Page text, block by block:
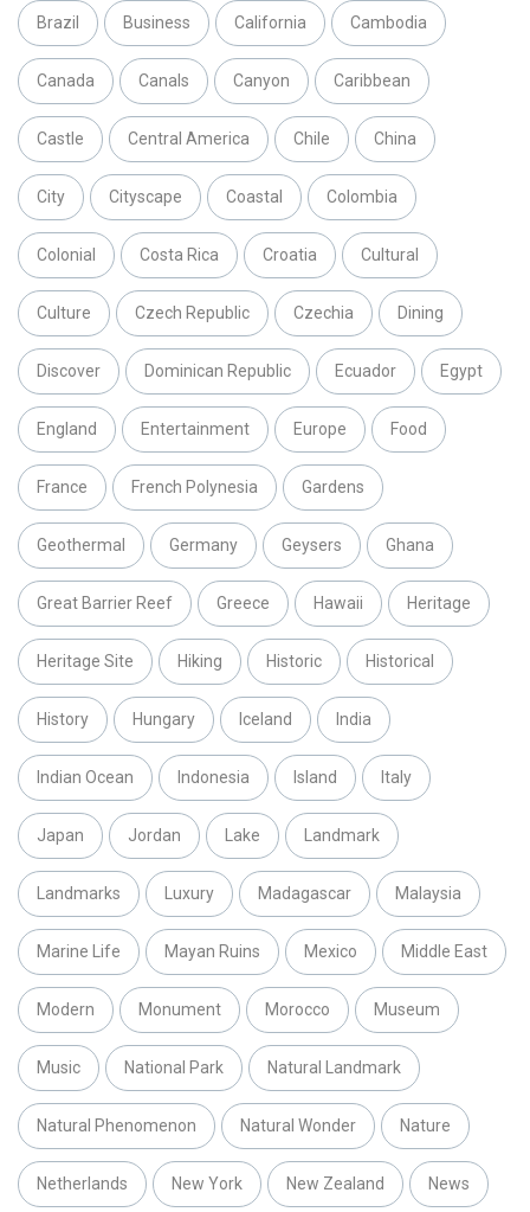
Brazil Business California Cambodia
Canada Canals Canyon Caribbean
Castle Central America Chile China
City Cityscape Coastal Colombia
Colonial Costa Rica Croatia Cultural
Culture Czech Republic Czechia Dining
Discover Dominican Republic Ecuador Egypt
England Entertainment Europe Food
France French Polynesia Gardens
Geothermal Germany Geysers Ghana
Great Barrier Reef Greece Hawaii Heritage
Heritage Site Hiking Historic Historical
History Hungary Iceland India
Indian Ocean Indonesia Island Italy
Japan Jordan Lake Landmark
Landmarks Luxury Madagascar Malaysia
Marine Life Mayan Ruins Mexico Middle East
Modern Monument Morocco Museum
Music National Park Natural Landmark
Natural Phenomenon Natural Wonder Nature
Netherlands New York New Zealand News